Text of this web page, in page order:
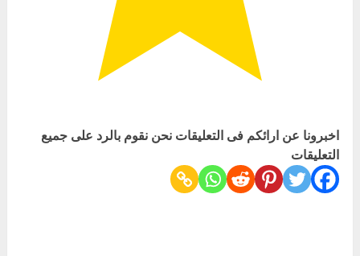
اخبرونا عن ارائكم فى التعليقات نحن نقوم بالرد على جميع
التعليقات